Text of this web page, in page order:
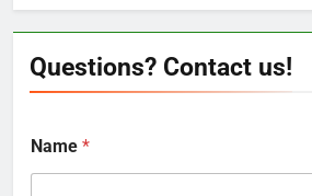
Questions? Contact us!
Name *